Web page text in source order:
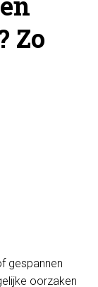
Zo
gespannen
oorzaken